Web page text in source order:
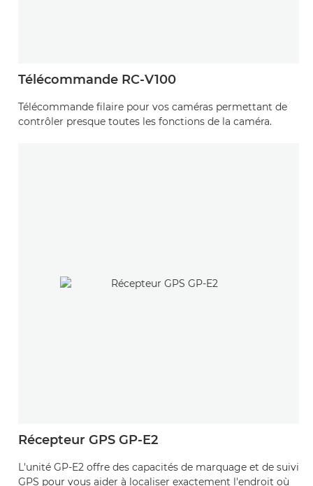
Télécommande RC-V100
Télécommande filaire pour vos caméras permettant de
contrôler presque toutes les fonctions de la caméra.
Récepteur GPS GP-E2
L'unité GP-E2 offre des capacités de marquage et de suivi
GPS pour vous aider à localiser exactement l'endroit où